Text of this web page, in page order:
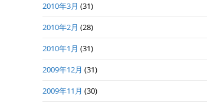
2010年3月 (31)
2010年2月 (28)
2010年1月 (31)
2009年12月 (31)
2009年11月 (30)